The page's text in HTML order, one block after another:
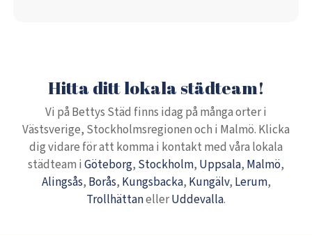
Hitta ditt lokala städteam!
Vi på Bettys Städ finns idag på många orter i
Västsverige, Stockholmsregionen och i Malmö. Klicka
dig vidare för att komma i kontakt med våra lokala
städteam i Göteborg, Stockholm, Uppsala, Malmö,
Alingsås, Borås, Kungsbacka, Kungälv, Lerum,
TrollhättanellerUddevalla.